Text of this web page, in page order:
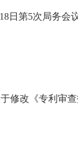
日第5次局务会
修改《专利审